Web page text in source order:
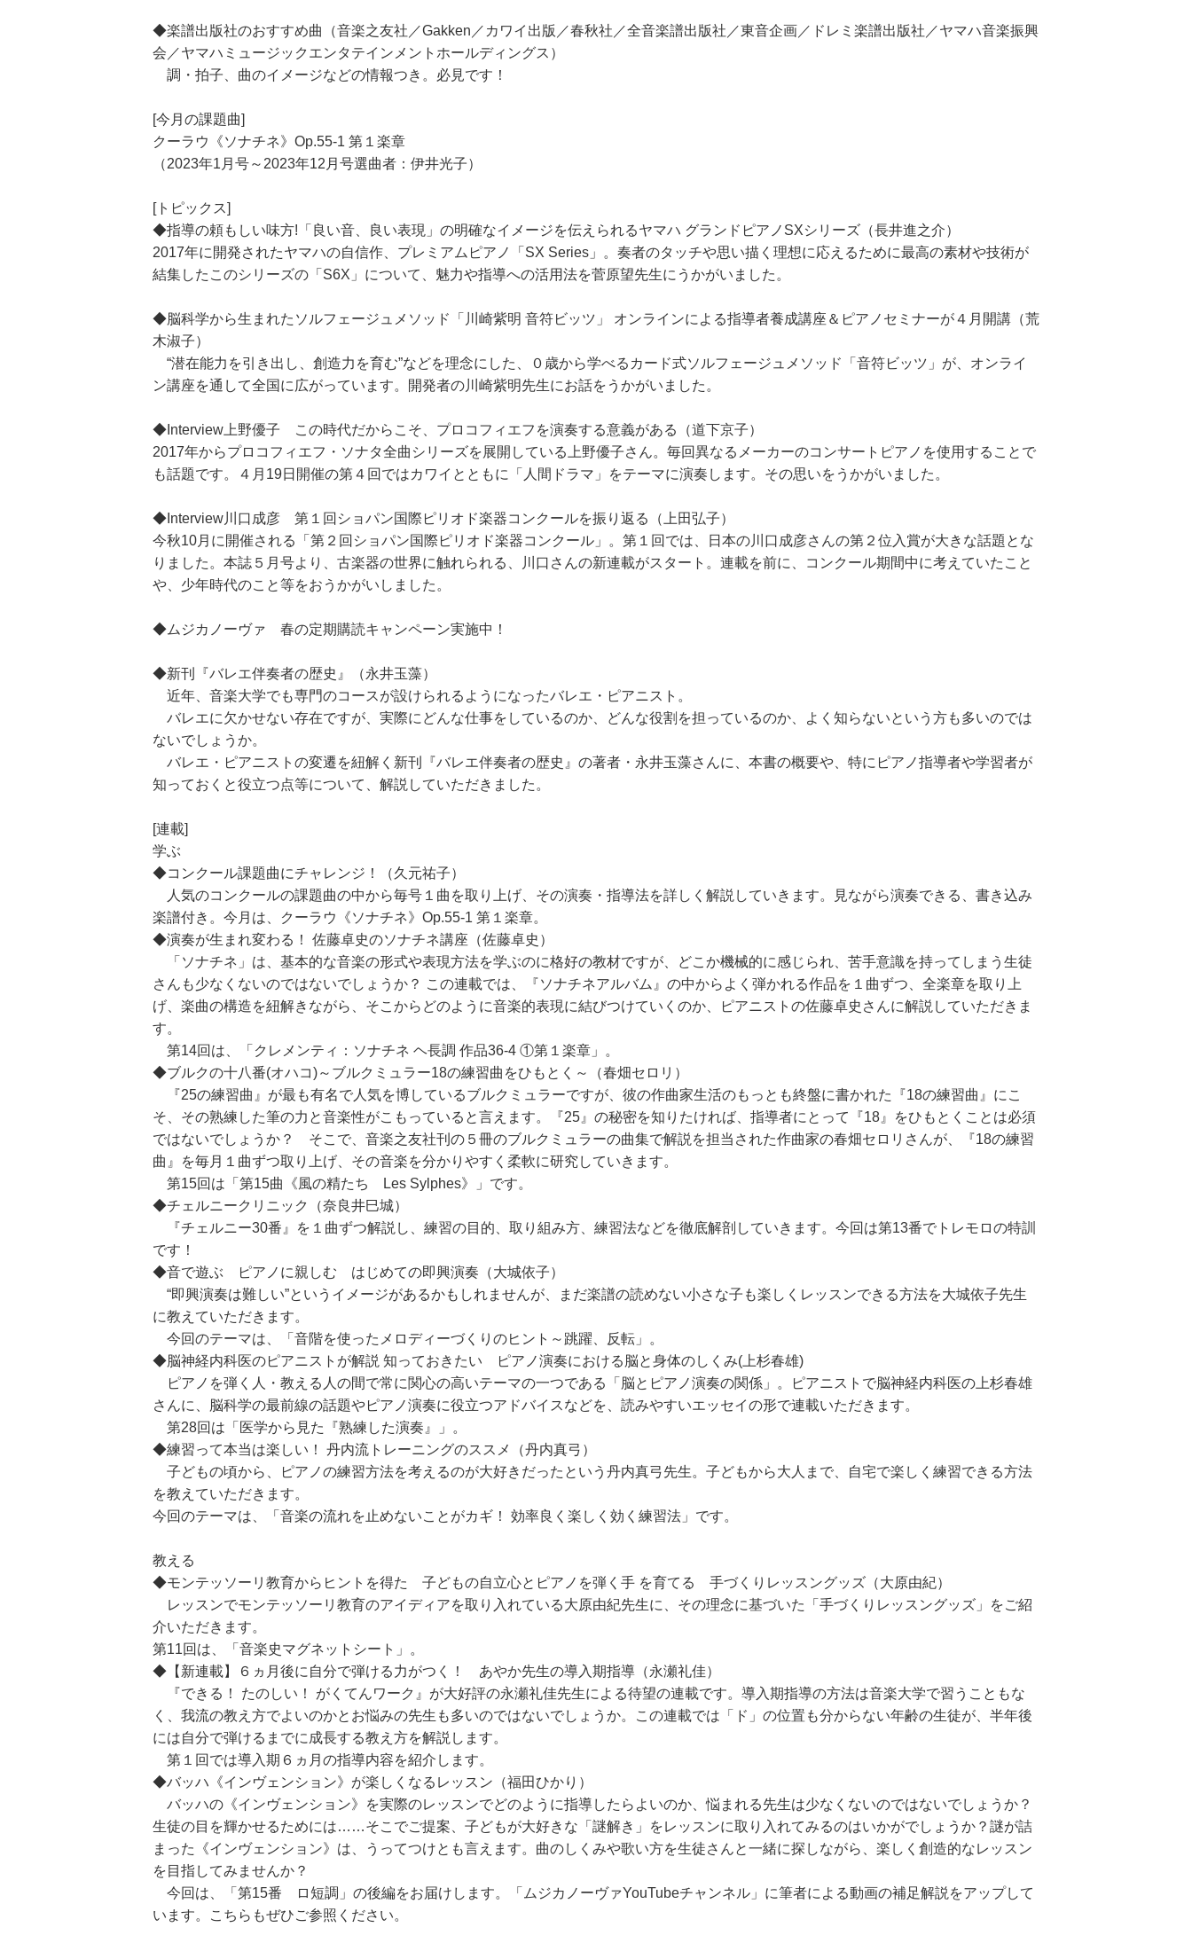
◆楽譜出版社のおすすめ曲（音楽之友社／Gakken／カワイ出版／春秋社／全音楽譜出版社／東音企画／ドレミ楽譜出版社／ヤマハ音楽振興
会／ヤマハミュージックエンタテインメントホールディングス）
調・拍子、曲のイメージなどの情報つき。必見です！
[今月の課題曲]
クーラウ《ソナチネ》Op.55-1 第１楽章
（2023年1月号～2023年12月号選曲者：伊井光子）
[トピックス]
◆指導の頼もしい味方!「良い音、良い表現」の明確なイメージを伝えられるヤマハ グランドピアノSXシリーズ（長井進之介）
2017年に開発されたヤマハの自信作、プレミアムピアノ「SX Series」。奏者のタッチや思い描く理想に応えるために最高の素材や技術が
結集したこのシリーズの「S6X」について、魅力や指導への活用法を菅原望先生にうかがいました。
◆脳科学から生まれたソルフェージュメソッド「川崎紫明 音符ビッツ」 オンラインによる指導者養成講座＆ピアノセミナーが４月開講（荒
木淑子）
“潜在能力を引き出し、創造力を育む”などを理念にした、０歳から学べるカード式ソルフェージュメソッド「音符ビッツ」が、オンライ
ン講座を通して全国に広がっています。開発者の川崎紫明先生にお話をうかがいました。
◆Interview上野優子 この時代だからこそ、プロコフィエフを演奏する意義がある（道下京子）
2017年からプロコフィエフ・ソナタ全曲シリーズを展開している上野優子さん。毎回異なるメーカーのコンサートピアノを使用することで
も話題です。４月19日開催の第４回ではカワイとともに「人間ドラマ」をテーマに演奏します。その思いをうかがいました。
◆Interview川口成彦 第１回ショパン国際ピリオド楽器コンクールを振り返る（上田弘子）
今秋10月に開催される「第２回ショパン国際ピリオド楽器コンクール」。第１回では、日本の川口成彦さんの第２位入賞が大きな話題とな
りました。本誌５月号より、古楽器の世界に触れられる、川口さんの新連載がスタート。連載を前に、コンクール期間中に考えていたこと
や、少年時代のこと等をおうかがいしました。
◆ムジカノーヴァ 春の定期購読キャンペーン実施中！
◆新刊『バレエ伴奏者の歴史』（永井玉藻）
近年、音楽大学でも専門のコースが設けられるようになったバレエ・ピアニスト。
バレエに欠かせない存在ですが、実際にどんな仕事をしているのか、どんな役割を担っているのか、よく知らないという方も多いのでは
ないでしょうか。
バレエ・ピアニストの変遷を紐解く新刊『バレエ伴奏者の歴史』の著者・永井玉藻さんに、本書の概要や、特にピアノ指導者や学習者が
知っておくと役立つ点等について、解説していただきました。
[連載]
学ぶ
◆コンクール課題曲にチャレンジ！（久元祐子）
人気のコンクールの課題曲の中から毎号１曲を取り上げ、その演奏・指導法を詳しく解説していきます。見ながら演奏できる、書き込み
楽譜付き。今月は、クーラウ《ソナチネ》Op.55-1 第１楽章。
◆演奏が生まれ変わる！ 佐藤卓史のソナチネ講座（佐藤卓史）
「ソナチネ」は、基本的な音楽の形式や表現方法を学ぶのに格好の教材ですが、どこか機械的に感じられ、苦手意識を持ってしまう生徒
さんも少なくないのではないでしょうか？ この連載では、『ソナチネアルバム』の中からよく弾かれる作品を１曲ずつ、全楽章を取り上
げ、楽曲の構造を紐解きながら、そこからどのように音楽的表現に結びつけていくのか、ピアニストの佐藤卓史さんに解説していただきま
す。
第14回は、「クレメンティ：ソナチネ ヘ長調 作品36-4 ①第１楽章」。
◆ブルクの十八番(オハコ)～ブルクミュラー18の練習曲をひもとく～（春畑セロリ）
『25の練習曲』が最も有名で人気を博しているブルクミュラーですが、彼の作曲家生活のもっとも終盤に書かれた『18の練習曲』にこ
そ、その熟練した筆の力と音楽性がこもっていると言えます。『25』の秘密を知りたければ、指導者にとって『18』をひもとくことは必須
ではないでしょうか？ そこで、音楽之友社刊の５冊のブルクミュラーの曲集で解説を担当された作曲家の春畑セロリさんが、『18の練習
曲』を毎月１曲ずつ取り上げ、その音楽を分かりやすく柔軟に研究していきます。
第15回は「第15曲《風の精たち Les Sylphes》」です。
◆チェルニークリニック（奈良井巳城）
『チェルニー30番』を１曲ずつ解説し、練習の目的、取り組み方、練習法などを徹底解剖していきます。今回は第13番でトレモロの特訓
です！
◆音で遊ぶ ピアノに親しむ はじめての即興演奏（大城依子）
“即興演奏は難しい”というイメージがあるかもしれませんが、まだ楽譜の読めない小さな子も楽しくレッスンできる方法を大城依子先生
に教えていただきます。
今回のテーマは、「音階を使ったメロディーづくりのヒント～跳躍、反転」。
◆脳神経内科医のピアニストが解説 知っておきたい ピアノ演奏における脳と身体のしくみ(上杉春雄)
ピアノを弾く人・教える人の間で常に関心の高いテーマの一つである「脳とピアノ演奏の関係」。ピアニストで脳神経内科医の上杉春雄
さんに、脳科学の最前線の話題やピアノ演奏に役立つアドバイスなどを、読みやすいエッセイの形で連載いただきます。
第28回は「医学から見た『熟練した演奏』」。
◆練習って本当は楽しい！ 丹内流トレーニングのススメ（丹内真弓）
子どもの頃から、ピアノの練習方法を考えるのが大好きだったという丹内真弓先生。子どもから大人まで、自宅で楽しく練習できる方法
を教えていただきます。
今回のテーマは、「音楽の流れを止めないことがカギ！ 効率良く楽しく効く練習法」です。
教える
◆モンテッソーリ教育からヒントを得た 子どもの自立心とピアノを弾く手 を育てる 手づくりレッスングッズ（大原由紀）
レッスンでモンテッソーリ教育のアイディアを取り入れている大原由紀先生に、その理念に基づいた「手づくりレッスングッズ」をご紹
介いただきます。
第11回は、「音楽史マグネットシート」。
◆【新連載】６ヵ月後に自分で弾ける力がつく！ あやか先生の導入期指導（永瀬礼佳）
『できる！ たのしい！ がくてんワーク』が大好評の永瀬礼佳先生による待望の連載です。導入期指導の方法は音楽大学で習うこともな
く、我流の教え方でよいのかとお悩みの先生も多いのではないでしょうか。この連載では「ド」の位置も分からない年齢の生徒が、半年後
には自分で弾けるまでに成長する教え方を解説します。
第１回では導入期６ヵ月の指導内容を紹介します。
◆バッハ《インヴェンション》が楽しくなるレッスン（福田ひかり）
バッハの《インヴェンション》を実際のレッスンでどのように指導したらよいのか、悩まれる先生は少なくないのではないでしょうか？
生徒の目を輝かせるためには……そこでご提案、子どもが大好きな「謎解き」をレッスンに取り入れてみるのはいかがでしょうか？謎が詰
まった《インヴェンション》は、うってつけとも言えます。曲のしくみや歌い方を生徒さんと一緒に探しながら、楽しく創造的なレッスン
を目指してみませんか？
今回は、「第15番 ロ短調」の後編をお届けします。「ムジカノーヴァYouTubeチャンネル」に筆者による動画の補足解説をアップして
います。こちらもぜひご参照ください。